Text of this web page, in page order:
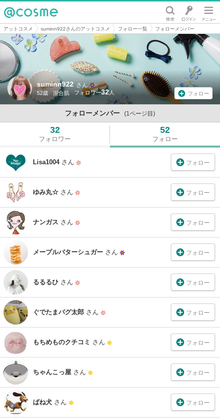
@cosme
アットコスメ suminn922さんのアットコスメ フォロー一覧 フォローメンバー
suminn922 さん
52歳 混合肌 32 フォロー
フォローメンバー (1ページ目)
32
フォロワー
52
フォロー
Lisa1004 さん フォロー
ゆみ丸☆ さん フォロー
ナンガス さん フォロー
メープルバターシュガー さん フォロー
るるるひ さん フォロー
ぐでたまパグ太郎 さん フォロー
もちめものクチコミ さん フォロー
ちゃんこっ屋 さん フォロー
ばね犬 さん フォロー